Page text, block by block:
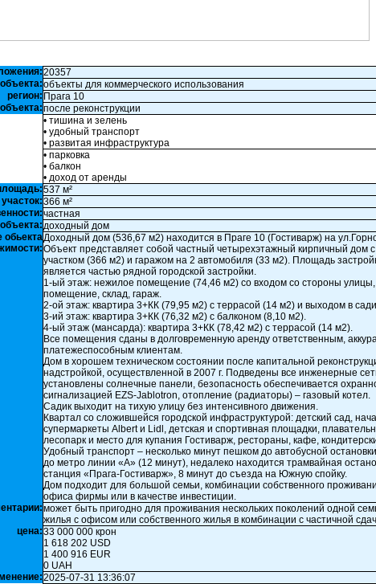
20357
объекты для коммерческого использования
регион: Прага 10
после реконструкции
• тишина и зелень
• удобный транспорт
• развитая инфраструктура
• парковка
• балкон
• доход от аренды
537 м²
участок:366 м²
частная
доходный дом
обьектаДоходный дом (536,67 м2) находится в Праге 10 (Гостиварж) на
Объект представляет собой частный четырехэтажный кирпичный дом
участком (366 м2) и гаражом на 2 автомобиля (33 м2). Площадь
является частью рядной городской застройки.
1-ый этаж: нежилое помещение (74,46 м2) со входом со стороны улицы,
помещение, склад, гараж.
2-ой этаж: квартира 3+КК (79,95 м2) с террасой (14 м2) и выходом в
3-ий этаж: квартира 3+КК (76,32 м2) с балконом (8,10 м2).
4-ый этаж (мансарда): квартира 3+КК (78,42 м2) с террасой (14 м2).
Все помещения сданы в долговременную аренду ответственным,
платежеспособным клиентам.
Дом в хорошем техническом состоянии после капитальной
надстройкой, осуществленной в 2007 г. Подведены все инженерные
установлены солнечные панели, безопасность обеспечивается
сигнализацией EZS-Jablotron, отопление (радиаторы) – газовый котел.
Садик выходит на тихую улицу без интенсивного движения.
Квартал со сложившейся городской инфраструктурой: детский сад,
супермаркеты Albert и Lidl, детская и спортивная площадки,
лесопарк и место для купания Гостиварж, рестораны, кафе,
Удобный транспорт – несколько минут пешком до автобусной
до метро линии «А» (12 минут), недалеко находится трамвайная
станция «Прага-Гостиварж», 8 минут до съезда на Южную спойку.
Дом подходит для большой семьи, комбинации собственного
офиса фирмы или в качестве инвестиции.
может быть пригодно для проживания нескольких поколений одной
жилья с офисом или собственного жилья в комбинации с частичной
цена:33 000 000 крон
1 618 202 USD
1 400 916 EUR
0 UAH
2025-07-31 13:36:07